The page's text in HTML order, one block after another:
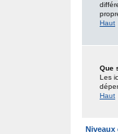
Haut
Que
Les
Haut
Niveaux